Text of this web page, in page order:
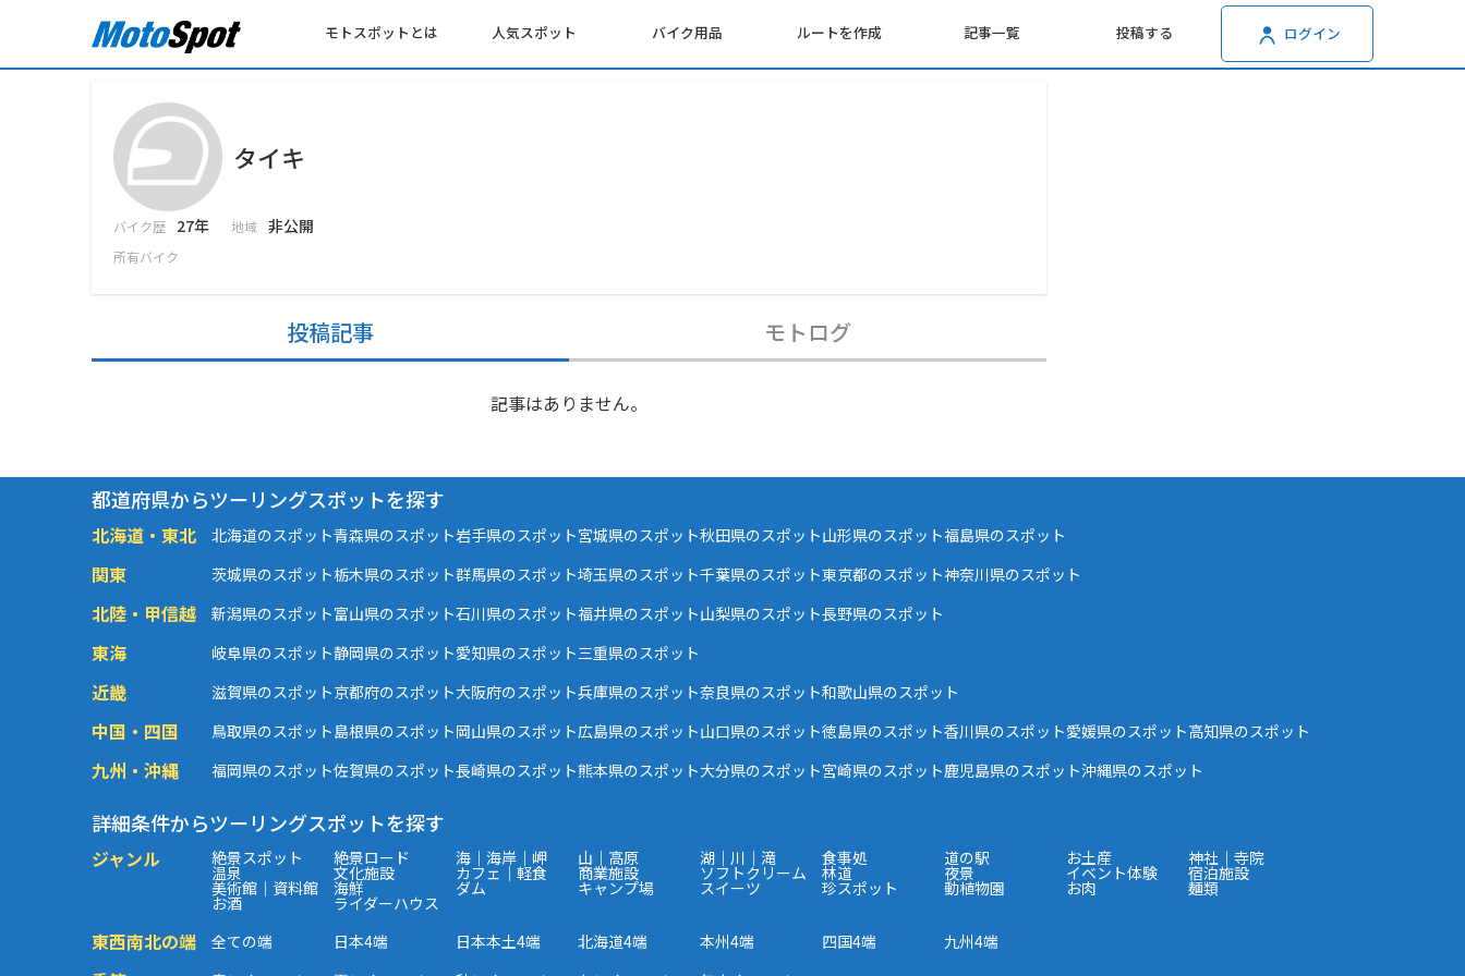
モトスポットとは 人気スポット バイク用品 ルートを作成 記事一覧 投稿する ログイン
タイキ
バイク歴 27年 地域 非公開
所有バイク
投稿記事 モトログ
記事はありません。
都道府県からツーリングスポットを探す
北海道・東北 北海道のスポット青森県のスポット岩手県のスポット宮城県のスポット秋田県のスポット山形県のスポット福島県のスポット
関東 茨城県のスポット栃木県のスポット群馬県のスポット埼玉県のスポット千葉県のスポット東京都のスポット神奈川県のスポット
北陸・甲信越 新潟県のスポット富山県のスポット石川県のスポット福井県のスポット山梨県のスポット長野県のスポット
東海 岐阜県のスポット静岡県のスポット愛知県のスポット三重県のスポット
近畿 滋賀県のスポット京都府のスポット大阪府のスポット兵庫県のスポット奈良県のスポット和歌山県のスポット
中国・四国 鳥取県のスポット島根県のスポット岡山県のスポット広島県のスポット山口県のスポット徳島県のスポット香川県のスポット愛媛県のスポット高知県のスポット
九州・沖縄 福岡県のスポット佐賀県のスポット長崎県のスポット熊本県のスポット大分県のスポット宮崎県のスポット鹿児島県のスポット沖縄県のスポット
詳細条件からツーリングスポットを探す
ジャンル 絶景スポット 絶景ロード 海｜海岸｜岬 山｜高原 湖｜川｜滝 食事処 道の駅 お土産 神社｜寺院
温泉 文化施設 カフェ｜軽食 商業施設 ソフトクリーム 林道 夜景 イベント体験 宿泊施設
美術館｜資料館 海鮮 ダム キャンプ場 スイーツ 珍スポット 動植物園 お肉 麺類
お酒 ライダーハウス
東西南北の端 全ての端 日本4端 日本本土4端 北海道4端 本州4端 四国4端 九州4端